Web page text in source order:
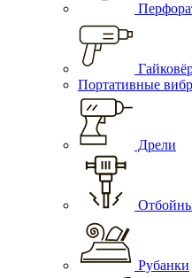
Портативные
Дрели
Рубанки